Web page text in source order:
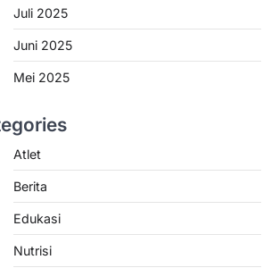
Juli 2025
Juni 2025
Mei 2025
Atlet
Berita
Edukasi
Nutrisi